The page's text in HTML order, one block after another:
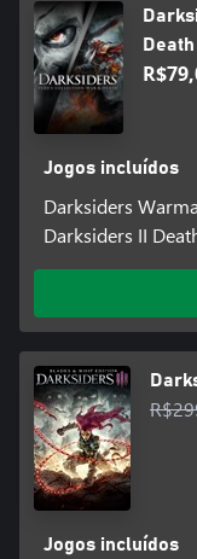
de equipamento
Navegação: Morte é
feitos acrobáticos
explorarem o mundo
Death
Jogos incluídos
Darksiders
Darksiders II
Jogos incluídos